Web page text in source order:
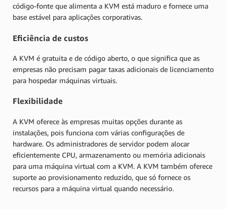
código-fonte que alimenta a KVM está maduro e fornece uma
base estável para aplicações corporativas.
Eficiência de custos
A KVM é gratuita e de código aberto, o que significa que as
empresas não precisam pagar taxas adicionais de licenciamento
para hospedar máquinas virtuais.
Flexibilidade
A KVM oferece às empresas muitas opções durante as
instalações, pois funciona com várias configurações de
hardware. Os administradores de servidor podem alocar
eficientemente CPU, armazenamento ou memória adicionais
para uma máquina virtual com a KVM. A KVM também oferece
suporte ao provisionamento reduzido, que só fornece os
recursos para a máquina virtual quando necessário.